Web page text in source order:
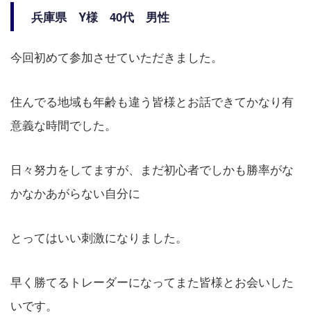
兵庫県 Y様 40代 男性
今回初めて参加させていただきました。
住んでる地域も年齢も違う皆様とお話できてかなり有
意義な時間でした。
日々努力をしてますが、まだ初心者でしかも勝率がな
かなかあがらない自分に
とってはいい刺激になりました。
早く勝てるトレーダーになってまた皆様とお会いした
いです。